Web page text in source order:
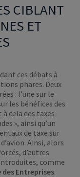
CIBLANT
ET
ces débats à
phares. Deux
: l’une sur le
les bénéfices des
cela des taxes
», ainsi qu’un
de taxe sur
Ainsi, alors
d’autres
comme
Entreprises.